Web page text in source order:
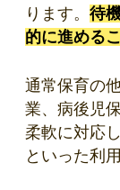
ります。 待
的に進める
通常保育の
業、病後児
柔軟に対応
といった利